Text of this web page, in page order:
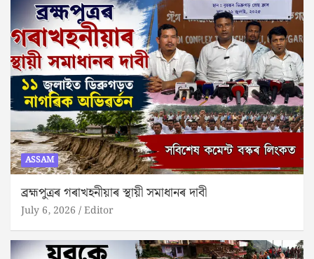
ASSAM
ব্ৰহ্মপুত্ৰৰ গৰাখহনীয়াৰ স্থায়ী সমাধানৰ দাবী
July 6, 2026 Editor